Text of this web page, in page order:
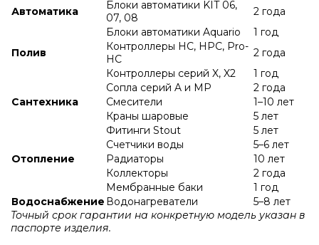
Автоматика
Блоки автоматики KIT 06,
07, 08
2 года
Блоки автоматики Aquario
1 год
Полив
Контроллеры HC, HPC, Pro-
HC
2 года
Контроллеры серий X, X2
1 год
Сопла серий A и МР
2 года
Сантехника
Смесители
1–10 лет
Краны шаровые
5 лет
Фитинги Stout
5 лет
Счетчики воды
5–6 лет
Отопление
Радиаторы
10 лет
Коллекторы
2 года
Мембранные баки
1 год
Водоснабжение Водонагреватели
5–8 лет
Точный срок гарантии на конкретную модель указан в
паспорте изделия.